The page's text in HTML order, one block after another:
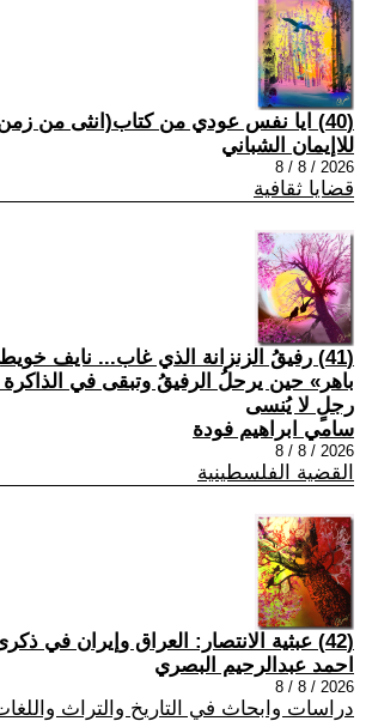
(40) ايا نفس عودي من كتاب(انثى من زمن آخر)
للاإيمان الشباني
2026 / 8 / 8
قضايا ثقافية
(41) رفيقُ الزنزانة الذي غاب... نايف
باهر» حين يرحلُ الرفيقُ وتبقى في الذاكرة
رجلٍ لا يُنسى
سامي ابراهيم فودة
2026 / 8 / 8
القضية الفلسطينية
(42) عبثية الانتصار: العراق وإيران في ذكرى 8/8
احمد عبدالرحيم البصري
2026 / 8 / 8
دراسات وابحاث في التاريخ والتراث